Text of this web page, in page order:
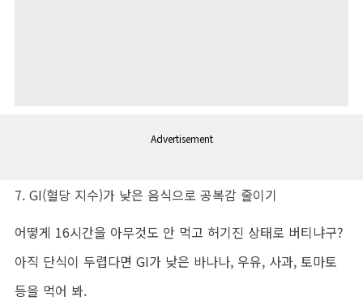
Advertisement
7. GI(혈당 지수)가 낮은 음식으로 공복감 줄이기
어떻게 16시간을 아무것도 안 먹고 허기진 상태로 버티냐구?
아직 단식이 두렵다면 GI가 낮은 바나나, 우유, 사과, 토마토
등을 먹어 봐.